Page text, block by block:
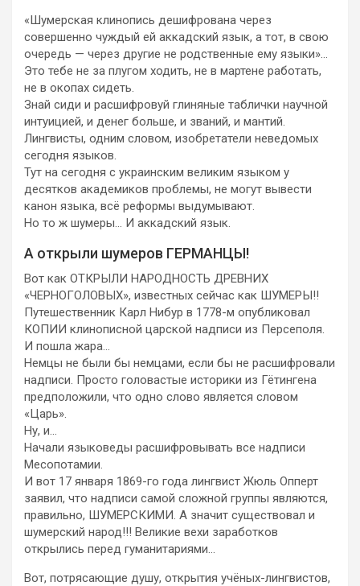
«Шумерская клинопись дешифрована через
совершенно чуждый ей аккадский язык, а тот, в свою
очередь — через другие не родственные ему языки»…
Это тебе не за плугом ходить, не в мартене работать,
не в окопах сидеть.
Знай сиди и расшифровуй глиняные таблички научной
интуицией, и денег больше, и званий, и мантий.
Лингвисты, одним словом, изобретатели неведомых
сегодня языков.
Тут на сегодня с украинским великим языком у
десятков академиков проблемы, не могут вывести
канон языка, всё реформы выдумывают.
Но то ж шумеры… И аккадский язык.
А открыли шумеров ГЕРМАНЦЫ!
Вот как ОТКРЫЛИ НАРОДНОСТЬ ДРЕВНИХ
«ЧЕРНОГОЛОВЫХ», известных сейчас как ШУМЕРЫ!!
Путешественник Карл Нибур в 1778-м опубликовал
КОПИИ клинописной царской надписи из Персеполя.
И пошла жара…
Немцы не были бы немцами, если бы не расшифровали
надписи. Просто головастые историки из Гётингена
предположили, что одно слово является словом
«Царь».
Ну, и…
Начали языковеды расшифровывать все надписи
Месопотамии.
И вот 17 января 1869-го года лингвист Жюль Опперт
заявил, что надписи самой сложной группы являются,
правильно, ШУМЕРСКИМИ. А значит существовал и
шумерский народ!!! Великие вехи заработков
открылись перед гуманитариями…
Вот, потрясающие душу, открытия учёных-лингвистов,